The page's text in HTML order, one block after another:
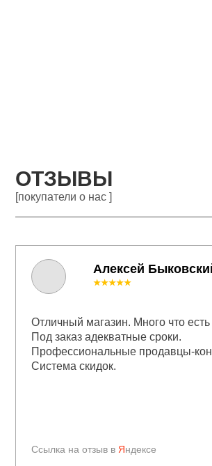
ОТЗЫВЫ
[покупатели о нас ]
Алексей
Ссылка на отзыв в Яндексе
★★★★★
Отличный магазин. Много что
Под заказ адекватные сроки.
Профессиональные продавцы-
Система скидок.